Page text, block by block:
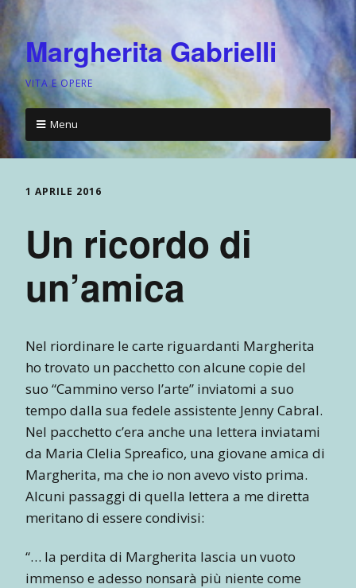
Margherita Gabrielli
VITA E OPERE
Menu
1 APRILE 2016
Un ricordo di
un’amica
Nel riordinare le carte riguardanti Margherita
ho trovato un pacchetto con alcune copie del
suo “Cammino verso l’arte” inviatomi a suo
tempo dalla sua fedele assistente Jenny Cabral.
Nel pacchetto c’era anche una lettera inviatami
da Maria Clelia Spreafico, una giovane amica di
Margherita, ma che io non avevo visto prima.
Alcuni passaggi di quella lettera a me diretta
meritano di essere condivisi:
“… la perdita di Margherita lascia un vuoto
immenso e adesso nonsarà più niente come